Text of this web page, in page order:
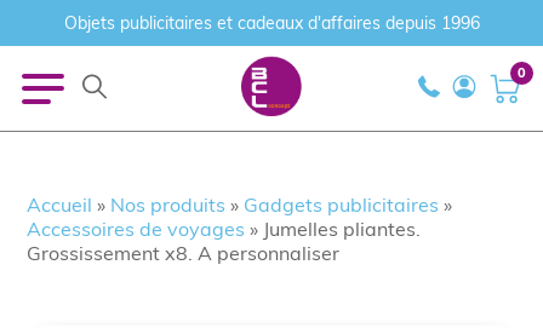
Objets publicitaires et cadeaux d'affaires depuis 1996
0
Accueil » Nos produits » Gadgets publicitaires »
Accessoires de voyages » Jumelles pliantes.
Grossissement x8. A personnaliser